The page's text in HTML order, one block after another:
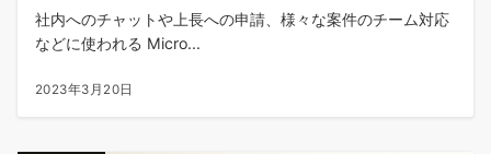
社内へのチャットや上長への申請、様々な案件のチーム対応
などに使われる Micro...
2023年3月20日